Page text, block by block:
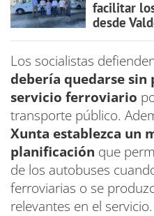
facilitar
desde
Los socialistas
debería quedarse
servicio ferroviario
transporte público.
Xunta establezca un
planificación que
de los autobuses
ferroviarias o se
relevantes en el servicio.